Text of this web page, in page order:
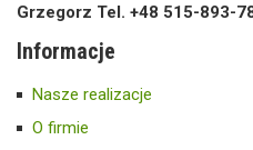
Grzegorz Tel. +48 515-893-
Informacje
Nasze realizacje
O firmie